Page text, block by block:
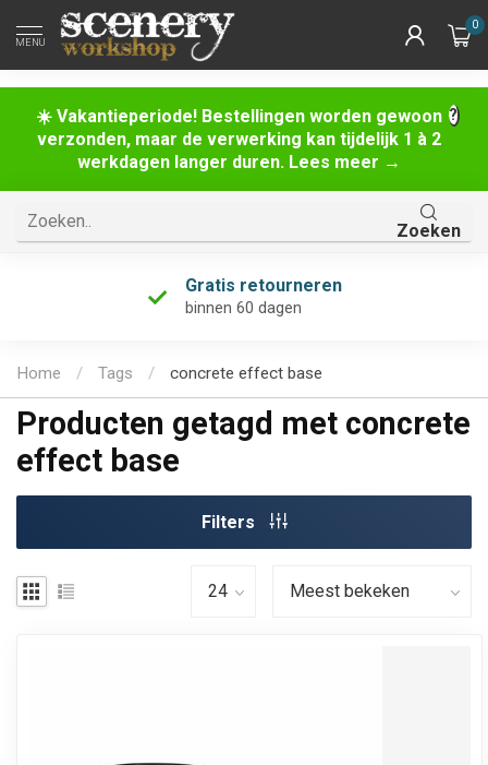
☀️ Vakantieperiode! Bestellingen worden gewoon
verzonden, maar de verwerking kan tijdelijk 1 à 2
werkdagen langer duren. Lees meer →
MENU
0
Zoeken
Gratis retourneren
binnen 60 dagen
Home / Tags / concrete effect base
Producten getagd met concrete
effect base
Filters